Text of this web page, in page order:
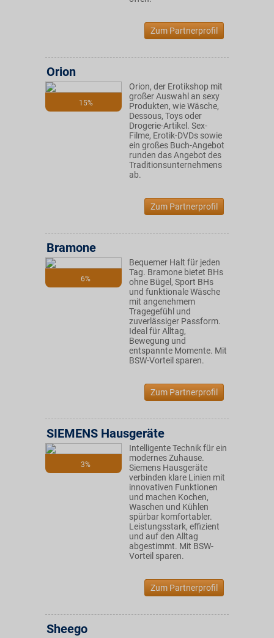
Zum Partnerprofil
15%
Orion
Orion, der Erotikshop mit
großer Auswahl an sexy
Produkten, wie Wäsche,
Dessous, Toys oder
Drogerie-Artikel. Sex-
Filme, Erotik-DVDs sowie
ein großes Buch-Angebot
runden das Angebot des
Traditionsunternehmens
ab.
Zum Partnerprofil
6%
Bramone
Bequemer Halt für jeden
Tag. Bramone bietet BHs
ohne Bügel, Sport BHs
und funktionale Wäsche
mit angenehmem
Tragegefühl und
zuverlässiger Passform.
Ideal für Alltag,
Bewegung und
entspannte Momente. Mit
BSW-Vorteil sparen.
Zum Partnerprofil
3%
SIEMENS Hausgeräte
Intelligente Technik für ein
modernes Zuhause.
Siemens Hausgeräte
verbinden klare Linien mit
innovativen Funktionen
und machen Kochen,
Waschen und Kühlen
spürbar komfortabler.
Leistungsstark, effizient
und auf den Alltag
abgestimmt. Mit BSW-
Vorteil sparen.
Zum Partnerprofil
Sheego